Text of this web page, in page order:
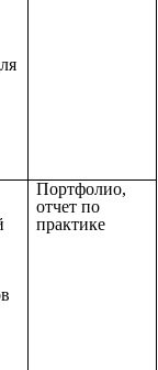
Портфолио,
отчет по
практике